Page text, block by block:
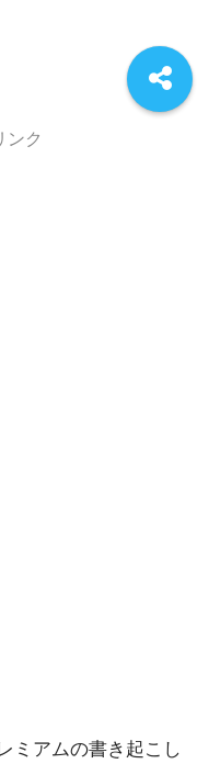
ンク
ミアムの書き起こし